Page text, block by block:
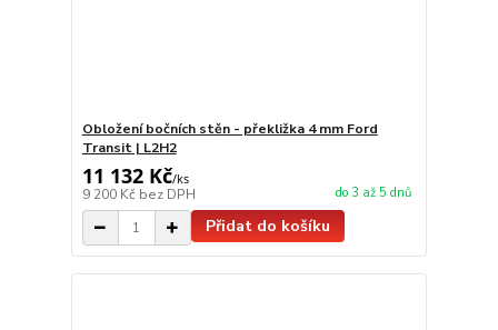
Obložení bočních stěn - překližka 4 mm Ford
Transit | L2H2
11 132 Kč/ks
9 200 Kč bez DPH do 3 až 5 dnů
Přidat do košíku